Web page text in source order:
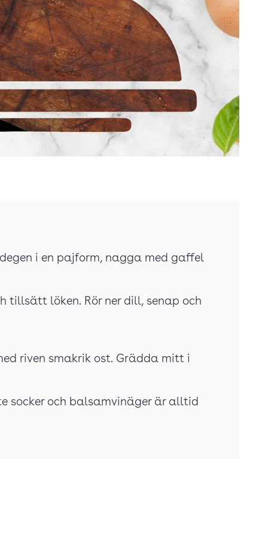
i en pajform, nagga med gaffel
tillsätt löken. Rör ner dill, senap och
riven smakrik ost. Grädda mitt i
socker och balsamvinäger är alltid